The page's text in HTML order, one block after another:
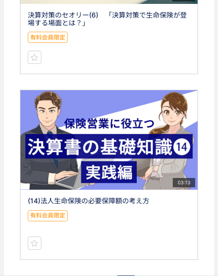
決算対策のセオリー(6) 「決算対策で生命保険が登
場する場面とは？」
有料会員限定
03:13
(14)法人生命保険の必要保障額の考え方
有料会員限定